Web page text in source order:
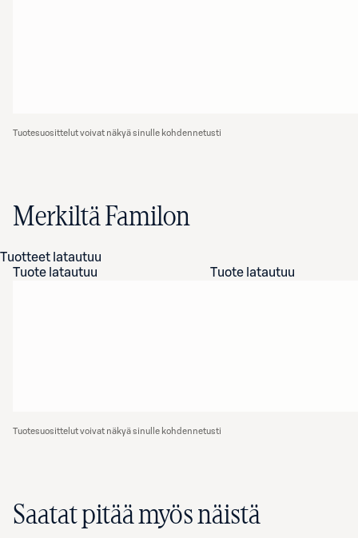
Tuotesuosittelut voivat näkyä sinulle kohdennetusti
Merkiltä Familon
Tuotteet latautuu
Tuote latautuu
Tuote latautuu
Tuotesuosittelut voivat näkyä sinulle kohdennetusti
Saatat pitää myös näistä